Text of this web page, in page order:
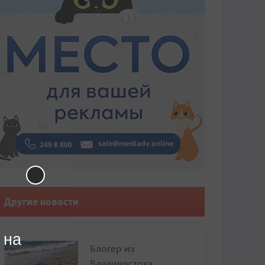
Другие новости
Блогер из